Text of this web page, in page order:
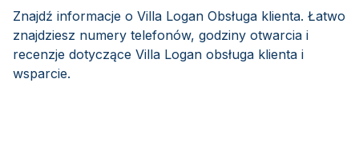
Znajdź informacje o Villa Logan Obsługa klienta. Łatwo
znajdziesz numery telefonów, godziny otwarcia i
recenzje dotyczące Villa Logan obsługa klienta i
wsparcie.